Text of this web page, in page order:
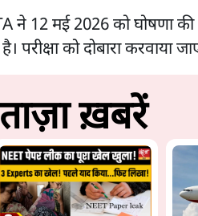
ने 12 मई 2026 को घोषणा की
परीक्षा को दोबारा करवाया
ताज़ा ख़बरें